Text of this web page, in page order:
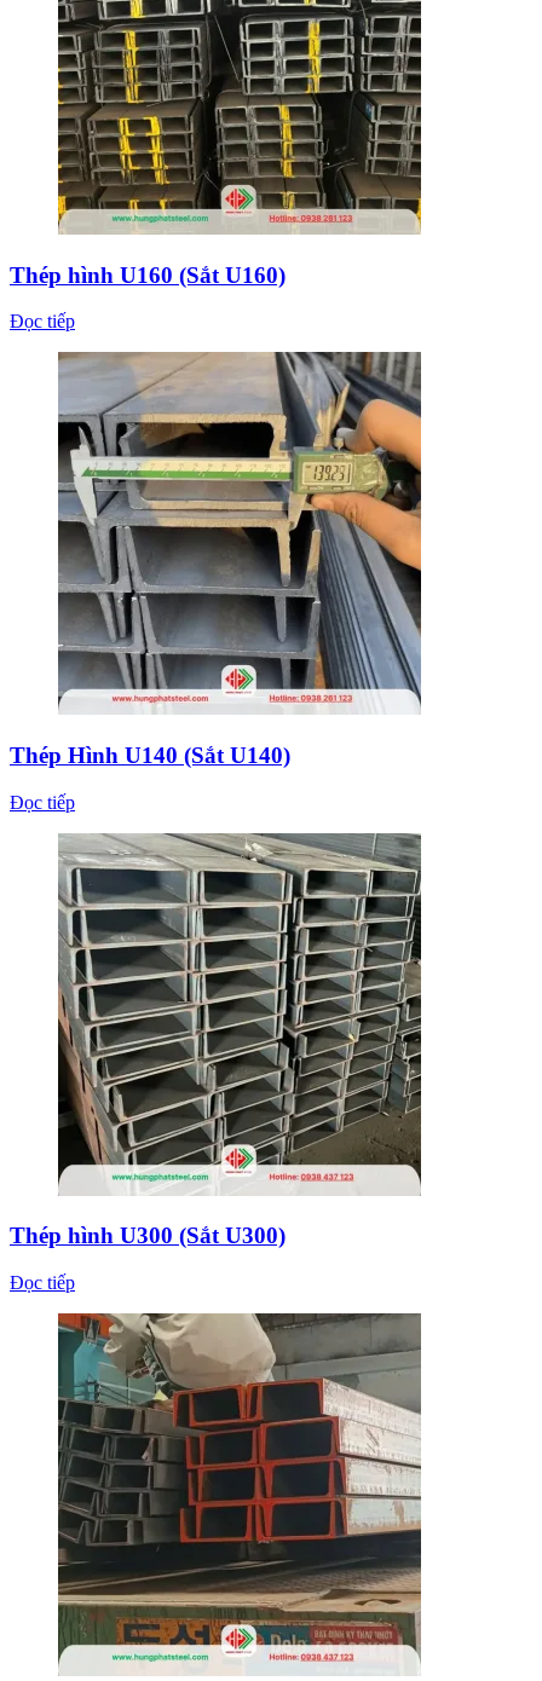
Thép hình U160 (Sắt U160)
Đọc tiếp
Thép Hình U140 (Sắt U140)
Đọc tiếp
Thép hình U300 (Sắt U300)
Đọc tiếp